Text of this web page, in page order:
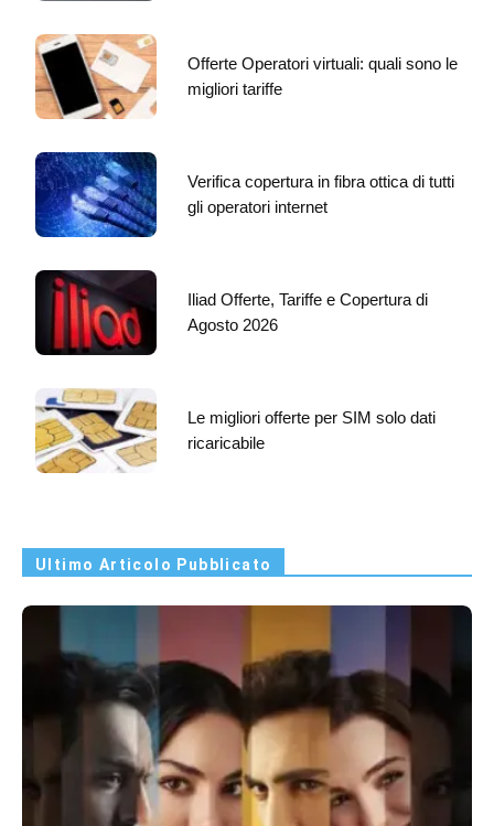
Offerte Operatori virtuali: quali sono le
migliori tariffe
Verifica copertura in fibra ottica di tutti
gli operatori internet
Iliad Offerte, Tariffe e Copertura di
Agosto 2026
Le migliori offerte per SIM solo dati
ricaricabile
Ultimo Articolo Pubblicato